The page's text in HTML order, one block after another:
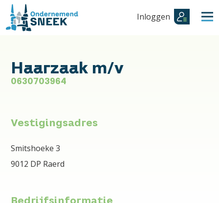
Inloggen
Haarzaak m/v
0630703964
Vestigingsadres
Smitshoeke 3
9012 DP Raerd
Bedrijfsinformatie